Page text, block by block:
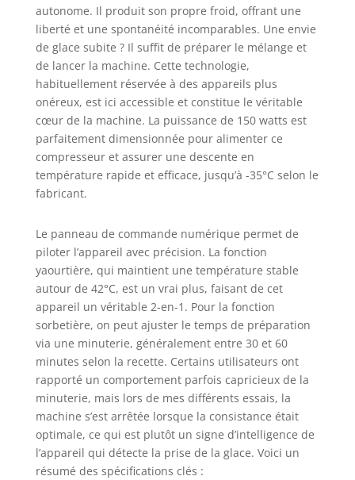
autonome. Il produit son propre froid, offrant une
liberté et une spontanéité incomparables. Une envie
de glace subite ? Il suffit de préparer le mélange et
de lancer la machine. Cette technologie,
habituellement réservée à des appareils plus
onéreux, est ici accessible et constitue le véritable
cœur de la machine. La puissance de 150 watts est
parfaitement dimensionnée pour alimenter ce
compresseur et assurer une descente en
température rapide et efficace, jusqu’à -35°C selon le
fabricant.
Le panneau de commande numérique permet de
piloter l’appareil avec précision. La fonction
yaourtière, qui maintient une température stable
autour de 42°C, est un vrai plus, faisant de cet
appareil un véritable 2-en-1. Pour la fonction
sorbetière, on peut ajuster le temps de préparation
via une minuterie, généralement entre 30 et 60
minutes selon la recette. Certains utilisateurs ont
rapporté un comportement parfois capricieux de la
minuterie, mais lors de mes différents essais, la
machine s’est arrêtée lorsque la consistance était
optimale, ce qui est plutôt un signe d’intelligence de
l’appareil qui détecte la prise de la glace. Voici un
résumé des spécifications clés :